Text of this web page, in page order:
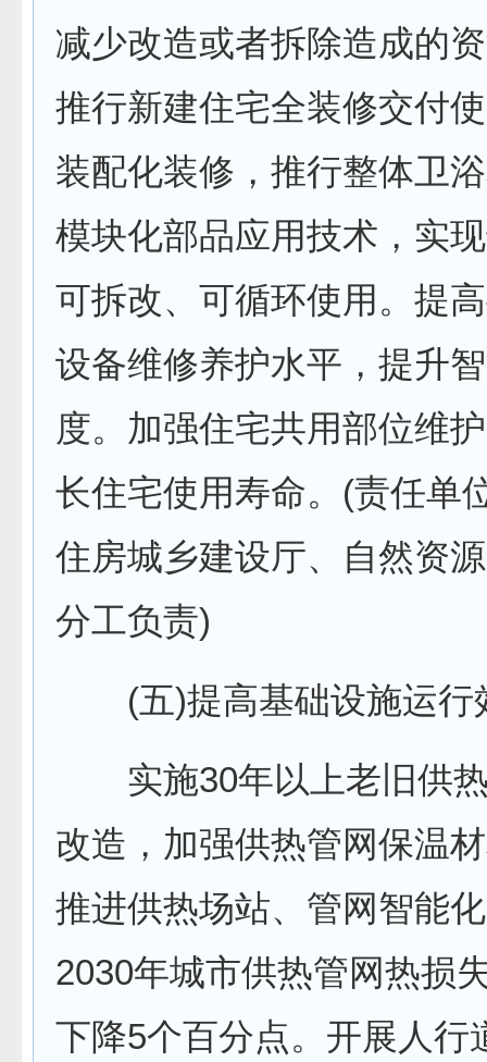
减少改造或者拆除造成的
推行新建住宅全装修交付
装配化装修，推行整体卫
模块化部品应用技术，实
可拆改、可循环使用。提
设备维修养护水平，提升
度。加强住宅共用部位维
长住宅使用寿命。(责任单
住房城乡建设厅、自然资
分工负责)
(五)提高基础设施运行
实施30年以上老旧供热
改造，加强供热管网保温
推进供热场站、管网智能
2030年城市供热管网热损
下降5个百分点。开展人行